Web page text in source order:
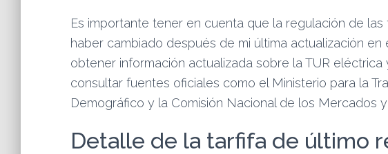
Es importante tener en cuenta que la regulación de
haber cambiado después de mi última actualización en
obtener información actualizada sobre la TUR
consultar fuentes oficiales como el Ministerio para la
Demográfico y la Comisión Nacional de los Mercados
Detalle de la tarfifa de último